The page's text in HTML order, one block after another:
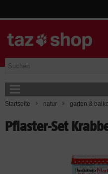
Startseite natur garten &
Pflaster-Set